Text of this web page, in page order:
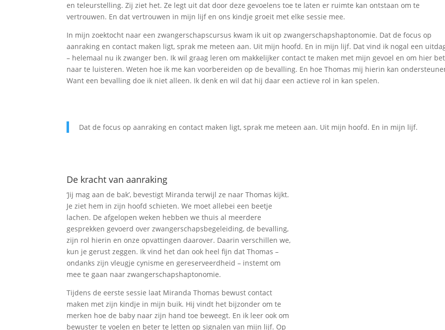
en teleurstelling. Zij ziet het. Ze legt uit dat door deze gevoelens toe te laten er ruimte kan ontstaan om te
vertrouwen. En dat vertrouwen in mijn lijf en ons kindje groeit met elke sessie mee.
In mijn zoektocht naar een zwangerschapscursus kwam ik uit op zwangerschapshaptonomie. Dat de focus op
aanraking en contact maken ligt, sprak me meteen aan. Uit mijn hoofd. En in mijn lijf. Dat vind ik nogal een
– helemaal nu ik zwanger ben. Ik wil graag leren om makkelijker contact te maken met mijn gevoel en om hier
naar te luisteren. Weten hoe ik me kan voorbereiden op de bevalling. En hoe Thomas mij hierin kan
Want een bevalling doe ik niet alleen. Ik denk en wil dat hij daar een actieve rol in kan spelen.
Dat de focus op aanraking en contact maken ligt, sprak me meteen aan. Uit mijn hoofd. En in mijn lijf.
De kracht van aanraking
‘Jij mag aan de bak’, bevestigt Miranda terwijl ze naar Thomas kijkt.
Je ziet hem in zijn hoofd schieten. We moet allebei een beetje
lachen. De afgelopen weken hebben we thuis al meerdere
gesprekken gevoerd over zwangerschapsbegeleiding, de bevalling,
zijn rol hierin en onze opvattingen daarover. Daarin verschillen we,
kun je gerust zeggen. Ik vind het dan ook heel fijn dat Thomas –
ondanks zijn vleugje cynisme en gereserveerdheid – instemt om
mee te gaan naar zwangerschapshaptonomie.
Tijdens de eerste sessie laat Miranda Thomas bewust contact
maken met zijn kindje in mijn buik. Hij vindt het bijzonder om te
merken hoe de baby naar zijn hand toe beweegt. En ik leer ook om
bewuster te voelen en beter te letten op signalen van mijn lijf. Op